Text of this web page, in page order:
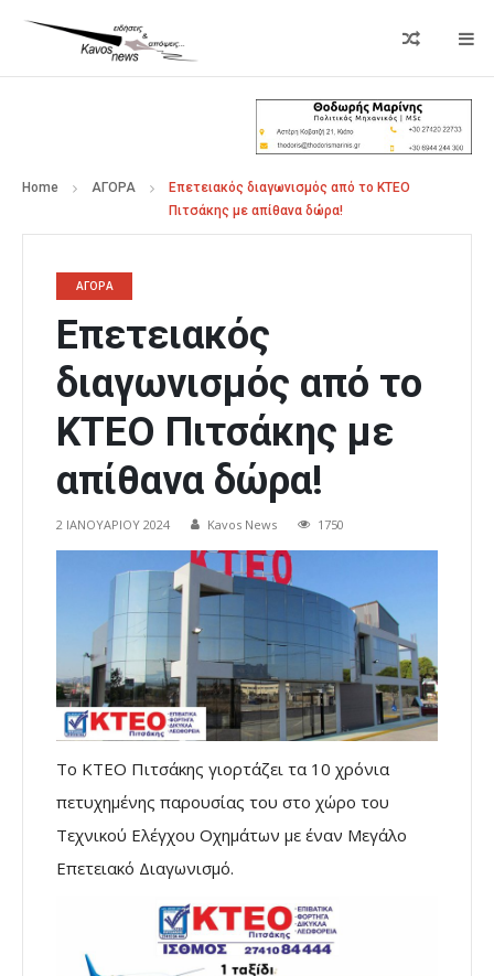
Home ΑΓΟΡΑ
Επετειακός διαγωνισμός από το KTEO
Πιτσάκης με απίθανα δώρα!
ΑΓΟΡΑ
Επετειακός
διαγωνισμός από το
KTEO Πιτσάκης με
απίθανα δώρα!
2 ΙΑΝΟΥΑΡΊΟΥ 2024 Kavos News 1750
Το ΚΤΕΟ Πιτσάκης γιορτάζει τα 10 χρόνια
πετυχημένης παρουσίας του στο χώρο του
Τεχνικού Ελέγχου Οχημάτων με έναν Μεγάλο
Επετειακό Διαγωνισμό.